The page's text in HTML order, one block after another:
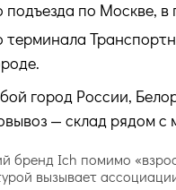
подъезда по Москве,
терминала
город России,
— склад рядом с
Ich помимо
вызывает